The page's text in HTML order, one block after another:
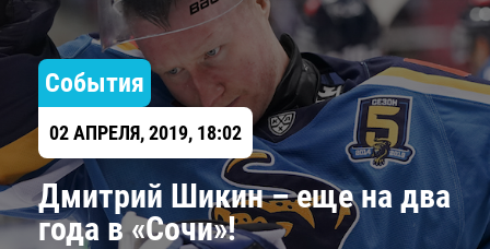
События
02 АПРЕЛЯ, 2019, 18:02
Дмитрий Шикин – еще на два
года в «Сочи»!